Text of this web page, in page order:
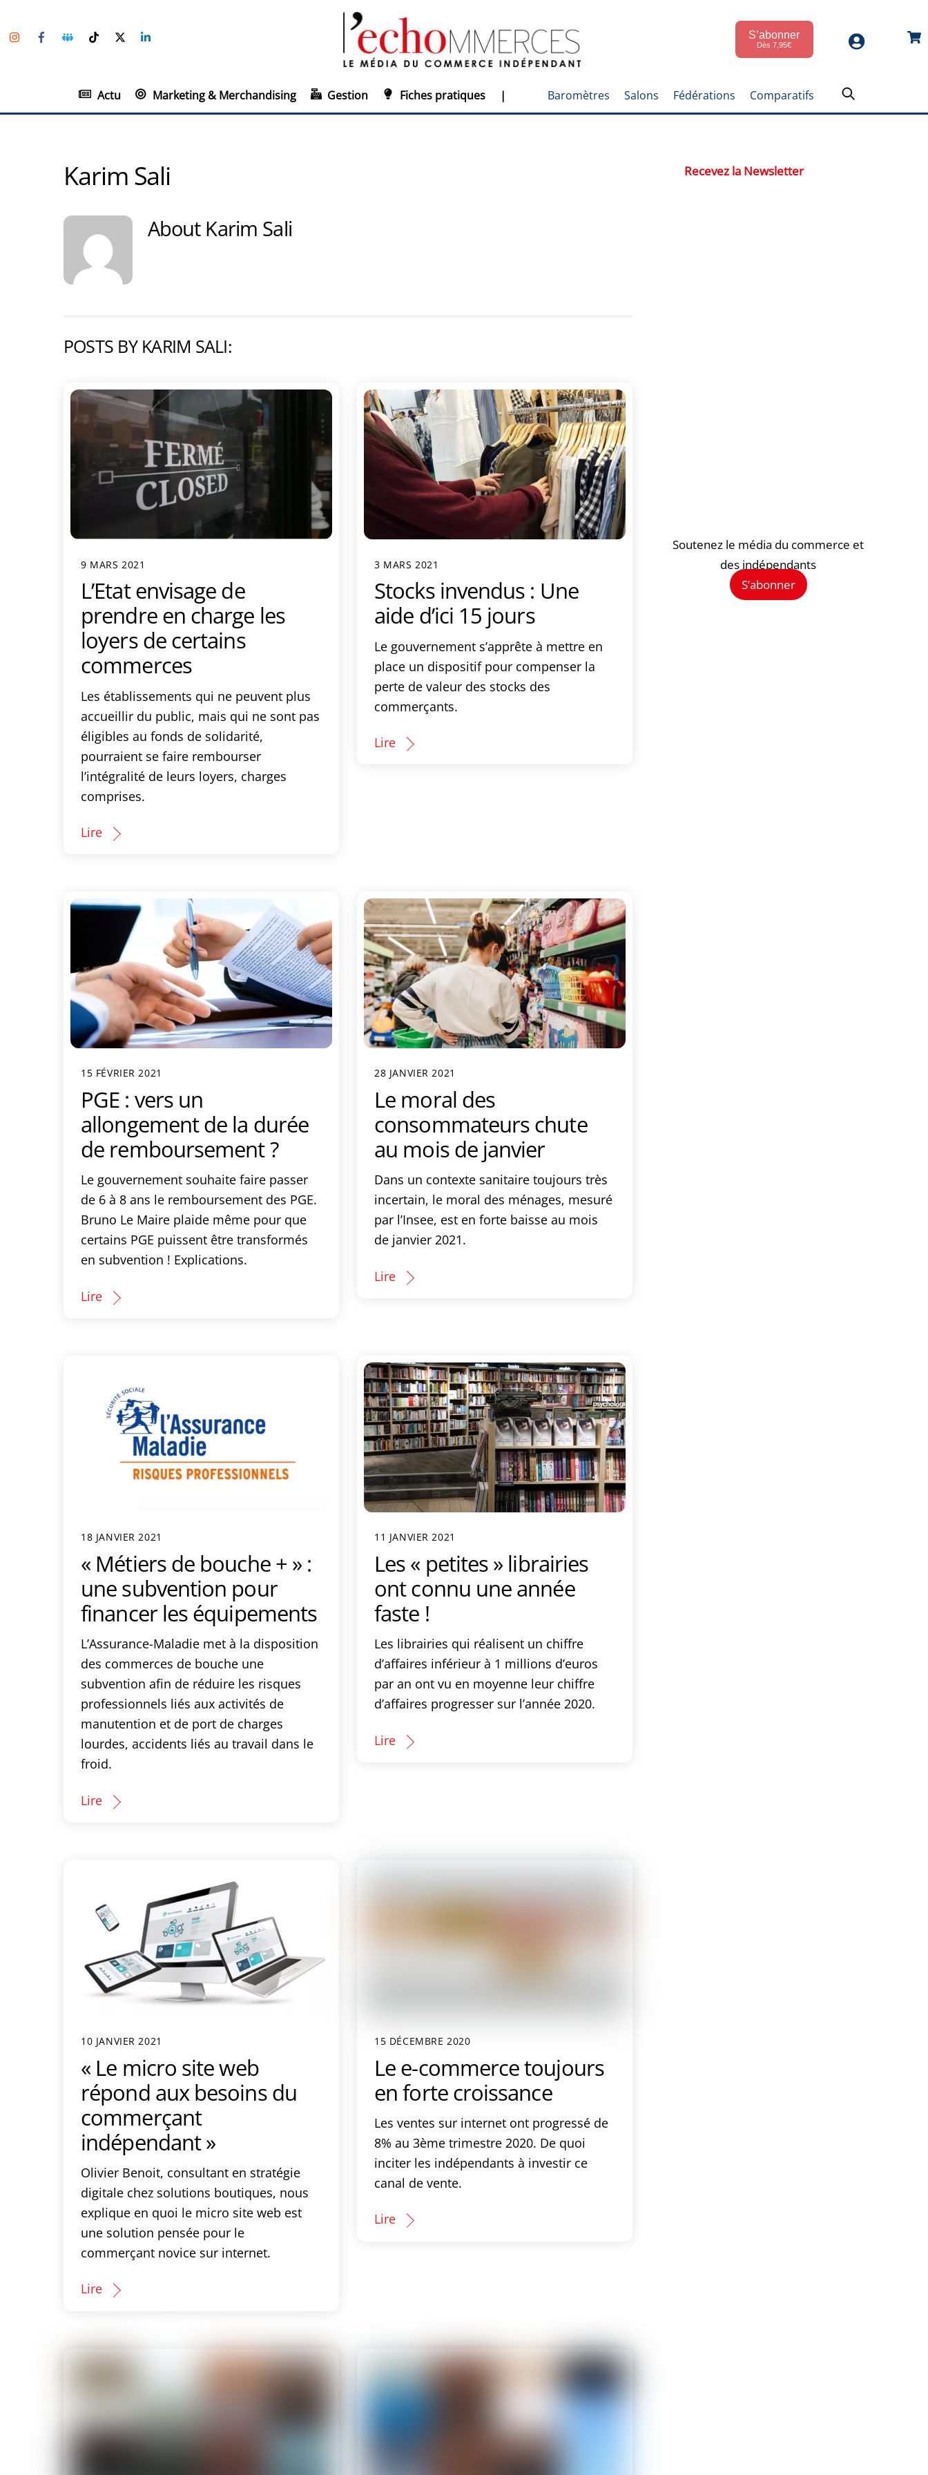
to
InstagramFacebookGroupe
Facebook
TikTokTwitter S’abonner
Dès 7,95€
Actu Marketing & Merchandising Gestion Fiches pratiques | Baromètres Salons Fédérations Comparatifs
Karim Sali
About Karim Sali
POSTS BY KARIM SALI:
9 MARS 2021
L’Etat envisage de
prendre en charge les
loyers de certains
commerces
Les établissements qui ne peuvent plus
accueillir du public, mais qui ne sont pas
éligibles au fonds de solidarité,
pourraient se faire rembourser
l’intégralité de leurs loyers, charges
comprises.
Lire
3 MARS 2021
Stocks invendus : Une
aide d’ici 15 jours
Le gouvernement s’apprête à mettre en
place un dispositif pour compenser la
perte de valeur des stocks des
commerçants.
Lire
15 FÉVRIER 2021
PGE : vers un
allongement de la durée
de remboursement ?
Le gouvernement souhaite faire passer
de 6 à 8 ans le remboursement des PGE.
Bruno Le Maire plaide même pour que
certains PGE puissent être transformés
en subvention ! Explications.
Lire
28 JANVIER 2021
Le moral des
consommateurs chute
au mois de janvier
Dans un contexte sanitaire toujours très
incertain, le moral des ménages, mesuré
par l’Insee, est en forte baisse au mois
de janvier 2021.
Lire
18 JANVIER 2021
« Métiers de bouche + » :
une subvention pour
financer les équipements
L’Assurance-Maladie met à la disposition
des commerces de bouche une
subvention afin de réduire les risques
professionnels liés aux activités de
manutention et de port de charges
lourdes, accidents liés au travail dans le
froid.
Lire
11 JANVIER 2021
Les « petites » librairies
ont connu une année
faste !
Les librairies qui réalisent un chiffre
d’affaires inférieur à 1 millions d’euros
par an ont vu en moyenne leur chiffre
d’affaires progresser sur l’année 2020.
Lire
10 JANVIER 2021
« Le micro site web
répond aux besoins du
commerçant
indépendant »
Olivier Benoit, consultant en stratégie
digitale chez solutions boutiques, nous
explique en quoi le micro site web est
une solution pensée pour le
commerçant novice sur internet.
Lire
15 DÉCEMBRE 2020
Le e-commerce toujours
en forte croissance
Les ventes sur internet ont progressé de
8% au 3ème trimestre 2020. De quoi
inciter les indépendants à investir ce
canal de vente.
Lire
Recevez la Newsletter
Soutenez le média du commerce et
des indépendants
S’abonner